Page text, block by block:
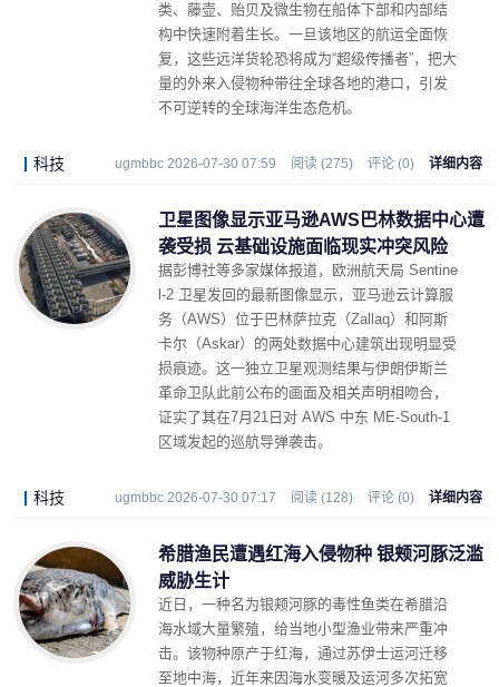
类、藤壶、贻贝及微生物在船体下部和内部结
构中快速附着生长。一旦该地区的航运全面恢
复，这些远洋货轮恐将成为“超级传播者”，把大
量的外来入侵物种带往全球各地的港口，引发
不可逆转的全球海洋生态危机。
科技 ugmbbc 2026-07-30 07:59 阅读 (275) 评论 (0) 详细内容
卫星图像显示亚马逊AWS巴林数据中心遭
袭受损 云基础设施面临现实冲突风险
据彭博社等多家媒体报道，欧洲航天局 Sentine
l-2 卫星发回的最新图像显示，亚马逊云计算服
务（AWS）位于巴林萨拉克（Zallaq）和阿斯
卡尔（Askar）的两处数据中心建筑出现明显受
损痕迹。这一独立卫星观测结果与伊朗伊斯兰
革命卫队此前公布的画面及相关声明相吻合，
证实了其在7月21日对 AWS 中东 ME-South-1
区域发起的巡航导弹袭击。
科技 ugmbbc 2026-07-30 07:17 阅读 (128) 评论 (0) 详细内容
希腊渔民遭遇红海入侵物种 银颊河豚泛滥
威胁生计
近日，一种名为银颊河豚的毒性鱼类在希腊沿
海水域大量繁殖，给当地小型渔业带来严重冲
击。该物种原产于红海，通过苏伊士运河迁移
至地中海，近年来因海水变暖及运河多次拓宽